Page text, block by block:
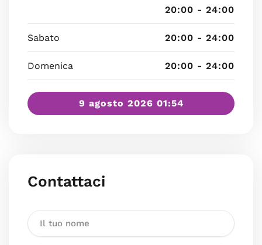
20:00 - 24:00
Sabato 20:00 - 24:00
Domenica 20:00 - 24:00
9 agosto 2026 01:54
Contattaci